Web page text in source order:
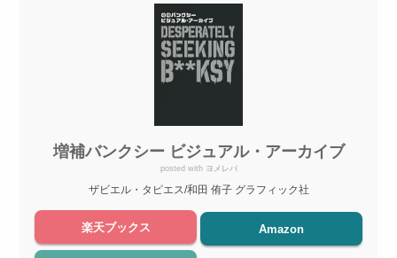
増補バンクシー ビジュアル・アーカイブ
posted with ヨメレバ
ザビエル・タピエス/和田 侑子 グラフィック社
楽天ブックス Amazon